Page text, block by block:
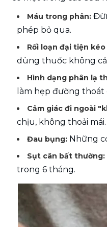
Máu trong phân:
phép bỏ qua.
Rối loạn đại tiện kéo
dùng thuốc không
Hình dạng phân lạ
làm hẹp đường thoát
Cảm giác đi ngoài
chịu, không thoải mái.
Đau bụng: Những
Sụt cân bất thường:
trong 6 tháng.